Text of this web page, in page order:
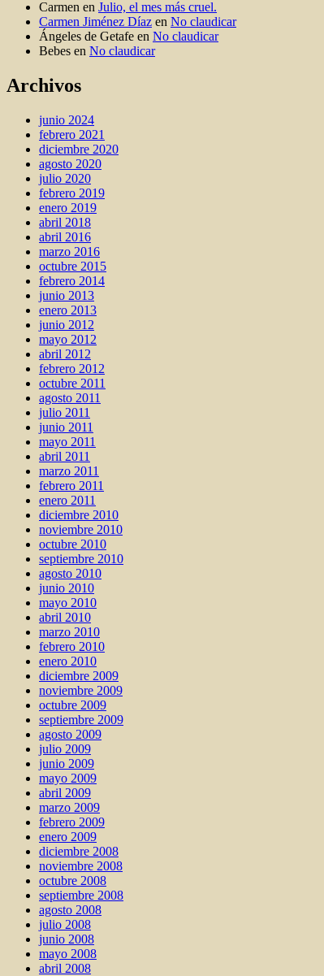
Carmen en Julio, el mes más cruel.
Carmen Jiménez Díaz en No claudicar
Ángeles de Getafe en No claudicar
Bebes en No claudicar
Archivos
junio 2024
febrero 2021
diciembre 2020
agosto 2020
julio 2020
febrero 2019
enero 2019
abril 2018
abril 2016
marzo 2016
octubre 2015
febrero 2014
junio 2013
enero 2013
junio 2012
mayo 2012
abril 2012
febrero 2012
octubre 2011
agosto 2011
julio 2011
junio 2011
mayo 2011
abril 2011
marzo 2011
febrero 2011
enero 2011
diciembre 2010
noviembre 2010
octubre 2010
septiembre 2010
agosto 2010
junio 2010
mayo 2010
abril 2010
marzo 2010
febrero 2010
enero 2010
diciembre 2009
noviembre 2009
octubre 2009
septiembre 2009
agosto 2009
julio 2009
junio 2009
mayo 2009
abril 2009
marzo 2009
febrero 2009
enero 2009
diciembre 2008
noviembre 2008
octubre 2008
septiembre 2008
agosto 2008
julio 2008
junio 2008
mayo 2008
abril 2008